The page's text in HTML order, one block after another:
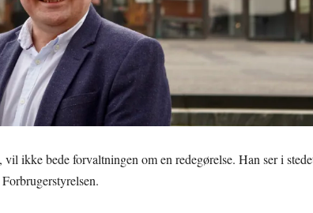
ikke bede forvaltningen om en redegørelse. Han ser i